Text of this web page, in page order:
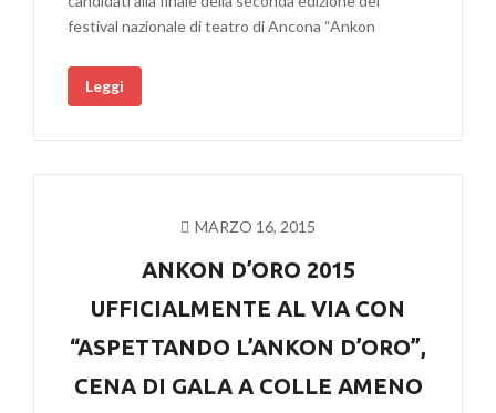
festival nazionale di teatro di Ancona “Ankon
Leggi
MARZO 16, 2015
ANKON D’ORO 2015
UFFICIALMENTE AL VIA CON
“ASPETTANDO L’ANKON D’ORO”,
CENA DI GALA A COLLE AMENO